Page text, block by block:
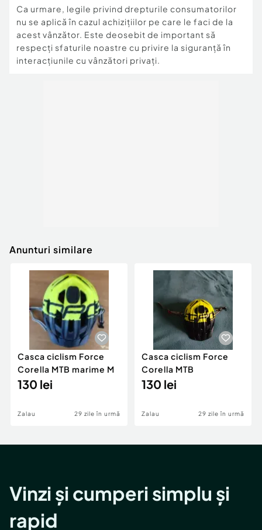
Ca urmare, legile privind drepturile consumatorilor
nu se aplică în cazul achizițiilor pe care le faci de la
acest vânzător. Este deosebit de important să
respecți sfaturile noastre cu privire la siguranță în
interacțiunile cu vânzători privați.
Anunturi similare
Casca ciclism Force
Corella MTB marime M
130 lei
Zalau 29 zile în urmă
Casca ciclism Force
Corella MTB
130 lei
Zalau 29 zile în urmă
Vinzi și cumperi simplu și
rapid